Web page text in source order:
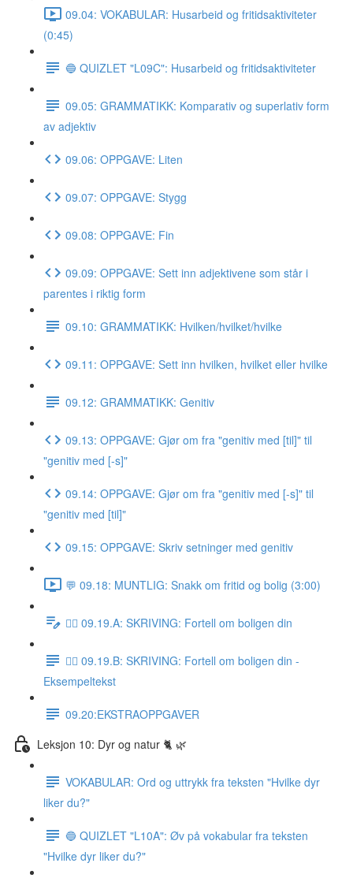
09.04: VOKABULAR: Husarbeid og fritidsaktiviteter
(0:45)
🔵 QUIZLET "L09C": Husarbeid og fritidsaktiviteter
09.05: GRAMMATIKK: Komparativ og superlativ form
av adjektiv
09.06: OPPGAVE: Liten
09.07: OPPGAVE: Stygg
09.08: OPPGAVE: Fin
09.09: OPPGAVE: Sett inn adjektivene som står i
parentes i riktig form
09.10: GRAMMATIKK: Hvilken/hvilket/hvilke
09.11: OPPGAVE: Sett inn hvilken, hvilket eller hvilke
09.12: GRAMMATIKK: Genitiv
09.13: OPPGAVE: Gjør om fra "genitiv med [til]" til
"genitiv med [-s]"
09.14: OPPGAVE: Gjør om fra "genitiv med [-s]" til
"genitiv med [til]"
09.15: OPPGAVE: Skriv setninger med genitiv
💬 09.18: MUNTLIG: Snakk om fritid og bolig (3:00)
✍🏼 09.19.A: SKRIVING: Fortell om boligen din
✍🏼 09.19.B: SKRIVING: Fortell om boligen din -
Eksempeltekst
09.20:EKSTRAOPPGAVER
Leksjon 10: Dyr og natur 🐈 🌿
VOKABULAR: Ord og uttrykk fra teksten "Hvilke dyr
liker du?"
🔵 QUIZLET "L10A": Øv på vokabular fra teksten
"Hvilke dyr liker du?"